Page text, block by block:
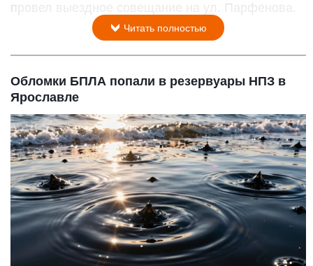
провел выездное совещание на ул. Парфенова.
Читать полностью
Обломки БПЛА попали в резервуары НПЗ в
Ярославле